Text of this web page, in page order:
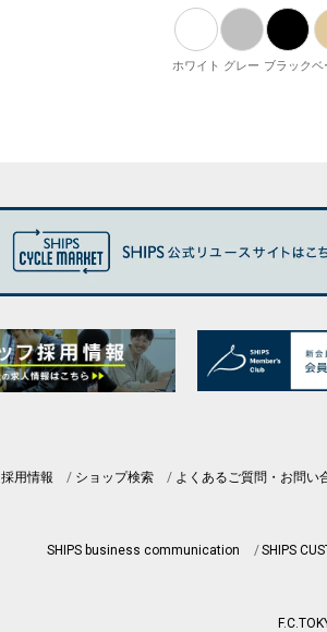
ホワイト グレー ブラックベ
採用情報 ショップ検索 よくあるご質問・お問い
SHIPS business communication SHIPS